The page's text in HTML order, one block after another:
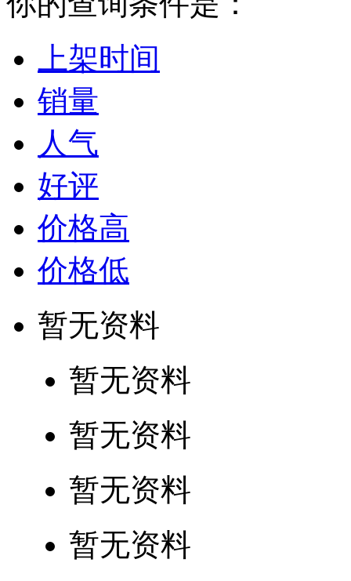
上架时间
销量
人气
好评
价格高
价格低
暂无资料
暂无资料
暂无资料
暂无资料
暂无资料